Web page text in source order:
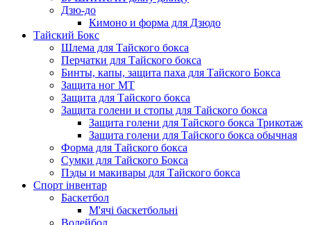
Дзю-до
Кимоно и форма для Дзюдо
Тайский Бокс
Шлема для Тайского бокса
Перчатки для Тайского бокса
Бинты, капы, защита паха для Тайского Бокса
Защита ног МТ
Защита для Тайского бокса
Защита голени и стопы для Тайского бокса
Защита голени для Тайского бокса Трикотаж
Защита голени для Тайского бокса обычная
Форма для Тайского бокса
Сумки для Тайского Бокса
Пэды и макивары для Тайского бокса
Спорт інвентар
Баскетбол
М'ячі баскетбольні
Волейбол